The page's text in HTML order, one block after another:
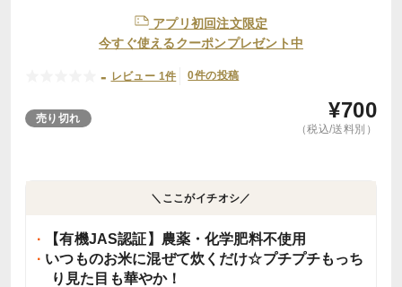
アプリ初回注文限定
今すぐ使えるクーポンプレゼント中
- レビュー 1件 0件の投稿
売り切れ ¥700
（税込/送料別）
＼ここがイチオシ／
【有機JAS認証】農薬・化学肥料不使用
いつものお米に混ぜて炊くだけ☆プチプチもっち
り見た目も華やか！